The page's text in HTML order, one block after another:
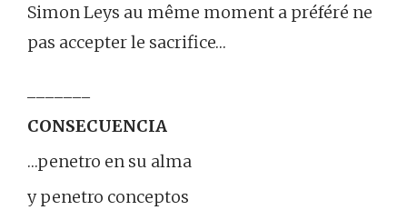
Simon Leys au même moment a préféré ne
pas accepter le sacrifice…
CONSECUENCIA
…penetro en su alma
y penetro conceptos